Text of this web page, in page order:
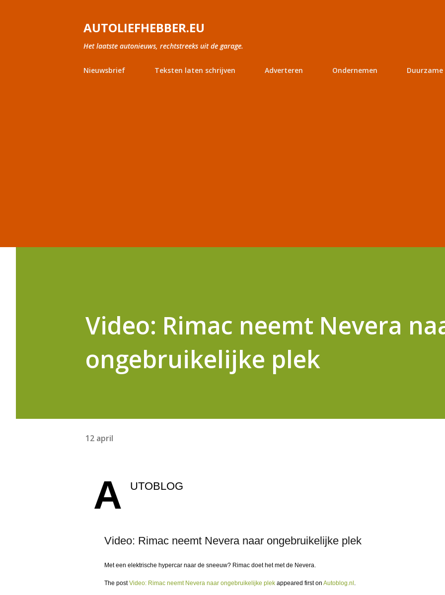
AUTOLIEFHEBBER.EU
Het laatste autonieuws, rechtstreeks uit de garage.
Nieuwsbrief Teksten laten schrijven Adverteren Ondernemen Duurzame
Video: Rimac neemt Nevera
ongebruikelijke plek
12 april
A UTOBLOG
Video: Rimac neemt Nevera naar ongebruikelijke plek
Met een elektrische hypercar naar de sneeuw? Rimac doet het met de Nevera.
The postVideo: Rimac neemt Nevera naar ongebruikelijke plek appeared first on Autoblog.nl .